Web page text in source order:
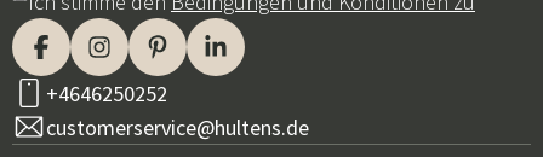
+4646250252
customerservice@hultens.de